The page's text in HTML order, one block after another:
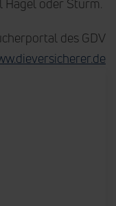
des GDV